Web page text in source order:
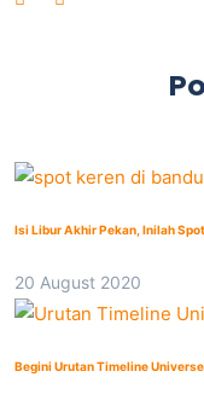
Isi Libur Akhir Pekan, Inilah
20 August 2020
Begini Urutan Timeline